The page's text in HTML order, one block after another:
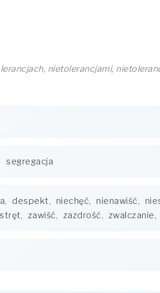
nietolerancjami,
segregacja
, despekt, niechęć, nienawiść,
, zawiść, zazdrość, zwalczanie,